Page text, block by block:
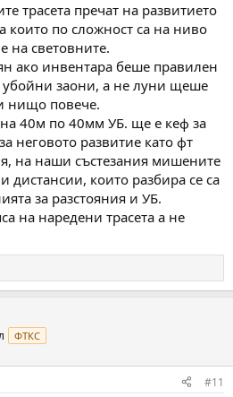
трасета пречат на развитието
които по сложност са на ниво
на световните.
ако инвентара беше правилен
заони, а не луни щеше
нищо повече.
40м по 40мм УБ. ще е кеф за
неговото развитие като фт
на наши състезания мишените
дистансии, които разбира се са
за разстояния и УБ.
на наредени трасета а не
ФТКС
#11